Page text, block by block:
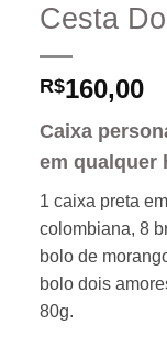
Cesta
R$160,00
Caixa
em qualquer
1 caixa preta
colombiana, 8
bolo de
bolo dois
80g.